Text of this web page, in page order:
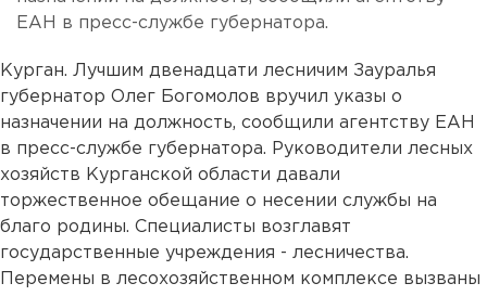
ЕАН в пресс-службе губернатора.
Курган. Лучшим двенадцати лесничим Зауралья
губернатор Олег Богомолов вручил указы о
назначении на должность, сообщили агентству ЕАН
в пресс-службе губернатора. Руководители лесных
хозяйств Курганской области давали
торжественное обещание о несении службы на
благо родины. Специалисты возглавят
государственные учреждения - лесничества.
Перемены в лесохозяйственном комплексе вызваны